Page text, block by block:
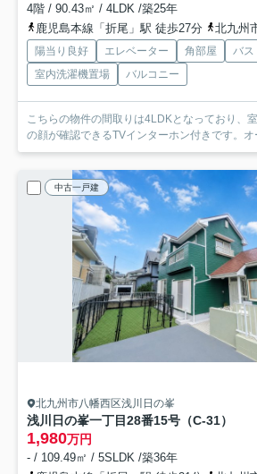
4階 / 90.43㎡ / 4LDK /築25年
鹿児島本線「折尾」駅 徒歩27分
北九州市営バ
陽当り良好 エレベーター 角部屋
バス
室内洗濯機置場
バルコニー
こちらの物件の間取りは4LDKとなっており、
の顔が確認できるTVインターホン付きです。オ
中古一戸建
北九州市八幡西区浅川日の峯
浅川日の峯一丁目28番15号（C-31）
1,980万円
- / 109.49㎡ / 5SLDK /築36年